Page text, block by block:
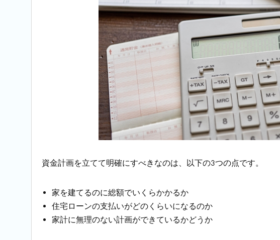
資金計画を立てて明確にすべきなのは、以下の3つの点です。
家を建てるのに総額でいくらかかるか
住宅ローンの支払いがどのくらいになるのか
家計に無理のない計画ができているかどうか